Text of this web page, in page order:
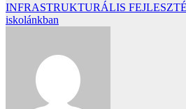
Bejegyzés
navigáció
INFRASTRUKTURÁLIS
iskolánkban